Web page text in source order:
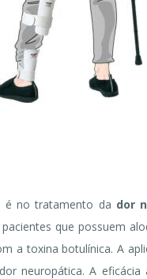
é no tratamento da dor
que possuem
a toxina botulínica. A
neuropática. A